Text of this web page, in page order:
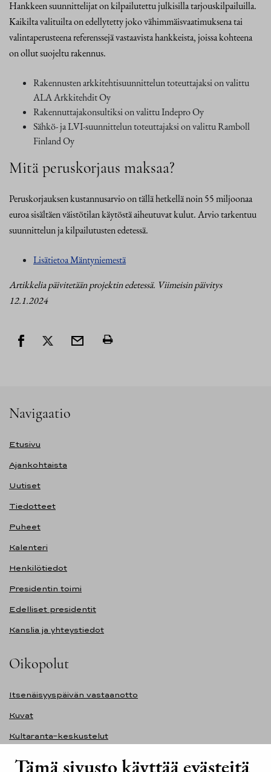
Tämä sivusto käyttää evästeitä
Hankkeen suunnittelijat on kilpailutettu julkisilla tarjouskilpailuilla.
Kaikilta valituilta on edellytetty joko vähimmäisvaatimuksena tai
valintaperusteena referenssejä vastaavista hankkeista, joissa kohteena
on ollut suojeltu rakennus.
Rakennusten arkkitehtisuunnittelun toteuttajaksi on valittu
ALA Arkkitehdit Oy
Rakennuttajakonsultiksi on valittu Indepro Oy
Sähkö- ja LVI-suunnittelun toteuttajaksi on valittu Ramboll
Finland Oy
Mitä peruskorjaus maksaa?
Peruskorjauksen kustannusarvio on tällä hetkellä noin 55 miljoonaa
euroa sisältäen väistötilan käytöstä aiheutuvat kulut. Arvio tarkentuu
suunnittelun ja kilpailutusten edetessä.
Lisätietoa Mäntyniemestä
Artikkelia päivitetään projektin edetessä. Viimeisin päivitys
12.1.2024
Navigaatio
Etusivu
Ajankohtaista
Uutiset
Tiedotteet
Puheet
Kalenteri
Henkilötiedot
Presidentin toimi
Edelliset presidentit
Kanslia ja yhteystiedot
Oikopolut
Itsenäisyyspäivän vastaanotto
Kuvat
Kultaranta-keskustelut